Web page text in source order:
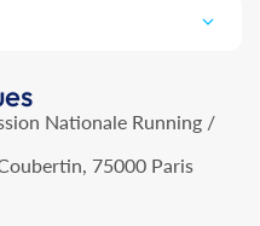
Nationale Running /
75000 Paris